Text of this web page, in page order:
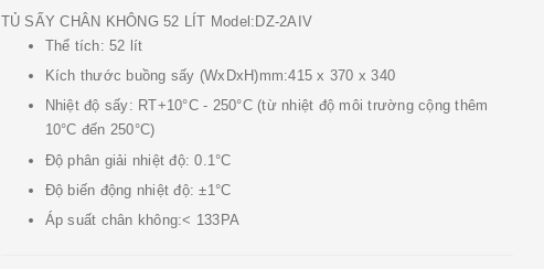
TỦ SẤY CHÂN KHÔNG 52 LÍT Model:DZ-2AIV
Thể tích: 52 lít
Kích thước buồng sấy (WxDxH)mm:415 x 370 x 340
Nhiệt độ sấy: RT+10°C - 250°C (từ nhiệt độ môi trường cộng thêm
10°C đến 250°C)
Độ phân giải nhiệt độ: 0.1°C
Độ biến động nhiệt độ: ±1°C
Áp suất chân không:< 133PA